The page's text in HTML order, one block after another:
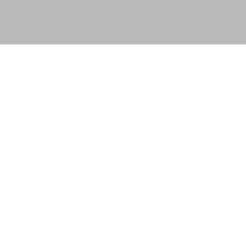
más bravo en San Adrián